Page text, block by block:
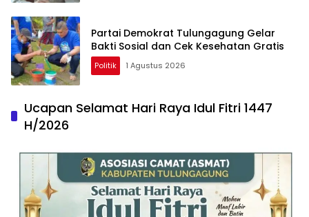
Partai Demokrat Tulungagung Gelar
Bakti Sosial dan Cek Kesehatan Gratis
Politik 1 Agustus 2026
Ucapan Selamat Hari Raya Idul Fitri 1447
H/2026